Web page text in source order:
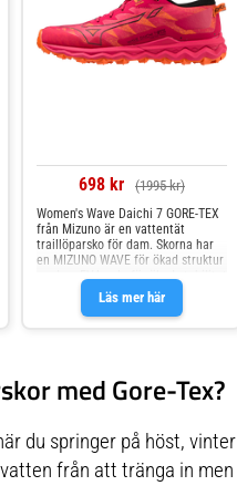
698 kr (1995 kr)
Läs mer här
Women's Wave Daichi 7 GORE-TEX
från Mizuno är en vattentät
traillöparsko för dam. Skorna har
en MIZUNO WAVE för ökad struktur
med en EVA-sula för ökad stabilitet
utan att offra dämpningen. Den
lätta yttersulan i Michelin-gummi
ger oöverträffat grepp ute i
väder.med Gore-Tex?
du springer på höst,
från att tränga in